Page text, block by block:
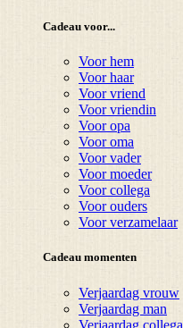
Cadeau voor...
Voor hem
Voor haar
Voor vriend
Voor vriendin
Voor opa
Voor oma
Voor vader
Voor moeder
Voor collega
Voor ouders
Voor verzamelaar
Cadeau momenten
Verjaardag vrouw
Verjaardag man
Verjaardag collega